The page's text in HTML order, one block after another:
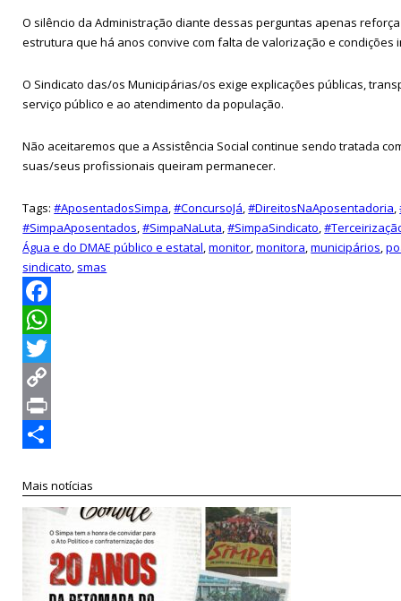
O silêncio da Administração diante dessas perguntas apenas
estrutura que há anos convive com falta de valorização e condições
O Sindicato das/os Municipárias/os exige explicações públicas,
serviço público e ao atendimento da população.
Não aceitaremos que a Assistência Social continue sendo tratada
suas/seus profissionais queiram permanecer.
Tags:#AposentadosSimpa,#ConcursoJá,#DireitosNaAposentadoria,
#SimpaAposentados,#SimpaNaLuta,#SimpaSindicato,
Água e do DMAE público e estatal,monitor,monitora,municipários,
sindicato, smas
Facebook
WhatsApp
Twitter
Copy
Link
Print
Mais notícias